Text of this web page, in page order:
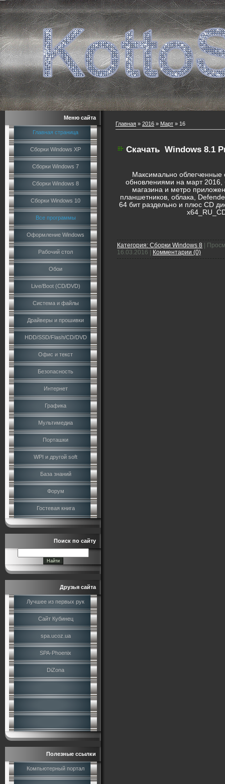
Меню сайта
Главная страница
Сборки Windows XP
Сборки Windows 7
Сборки Windows 8
Сборки Windows 10
Все программы
Оформление Windows
Рабочий стол
Обои
Live/Boot (CD/DVD)
Система и файлы
Драйверы и прошивки
HDD/SSD/Flash/CD/DVD
Офис и текст
Безопасность
Интернет
Графика
Мультимедиа
Порташки
WPI и другой soft
База знаний
Форум
Гостевая книга
Поиск по сайту
Друзья сайта
Лучшее из первых рук
Сайт Кубинец
spa.ucoz.ua
SPA-Phoenix
DiZona
Полезные ссылки
Компьютерный портал
Главная » 2016 » Март » 16
Скачать Windows 8.1
Максимально
обновлениями на март 2016,
магазина и метро
планшетников, облака,
64 бит раздельно и плюс CD
Категория: Сборки Windows 8
16.03.2016
Комментарии (0)